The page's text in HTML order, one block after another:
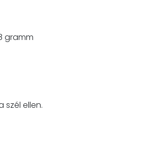
gramm
szél ellen.